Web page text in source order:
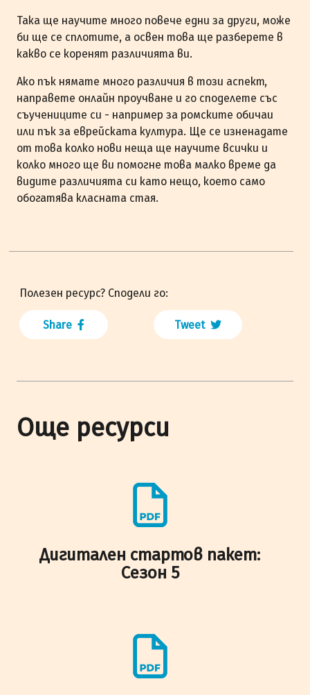
Така ще научите много повече едни за други, може
би ще се сплотите, а освен това ще разберете в
какво се коренят различията ви.
Ако пък нямате много различия в този аспект,
направете онлайн проучване и го споделете със
съучениците си - например за ромските обичаи
или пък за еврейската култура. Ще се изненадате
от това колко нови неща ще научите всички и
колко много ще ви помогне това малко време да
видите различията си като нещо, което само
обогатява класната стая.
Полезен ресурс? Сподели го:
Share Tweet
Още ресурси
Дигитален стартов пакет:
Сезон 5